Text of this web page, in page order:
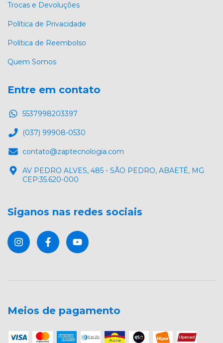
Trocas e Devoluções
Política de Privacidade
Política de Reembolso
Quem Somos
Entre em contato
5537998203397
(037) 99908-0530
contato@zaptecnologia.com
AV PEDRO ALVES, 485 - SÃO PEDRO, ABAETÉ, MG
CEP:35.620-000
Siganos nas redes sociais
Meios de pagamento